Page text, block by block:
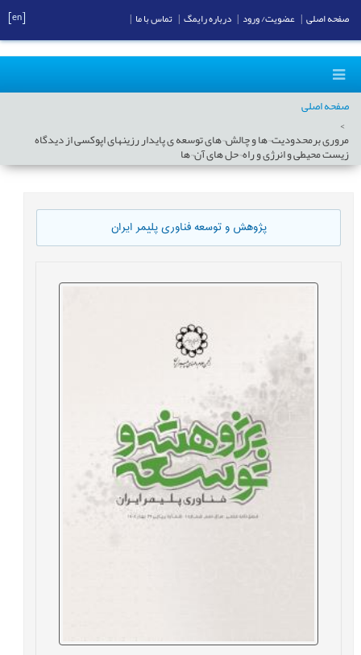
صفحه اصلی
مروری برمحدودیت¬ها و چالش¬های توسعه ی پایدار رزینهای اپوکسی از دیدگاه
زیست محیطی و انرژی و راه¬حل های آن¬ها
پژوهش و توسعه فناوری پلیمر ایران
صفحه اصلی عضویت/ ورود درباره رایمگ تماس با ما